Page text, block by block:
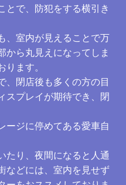
とで、防犯をする横引き
、室内が見えることで万
から丸見えになってしま
ります。
、閉店後も多くの方の目
スプレイが期待でき、閉
ージに停めてある愛車自
たり、夜間になると人通
などには、室内を見せず